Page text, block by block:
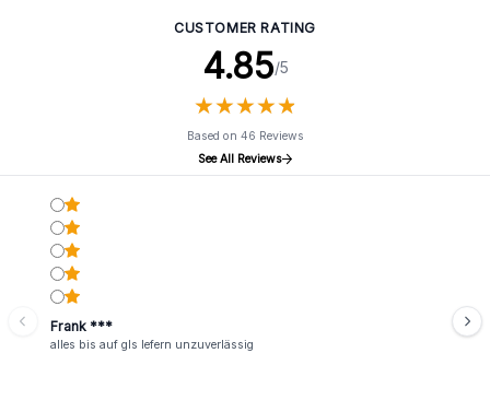
CUSTOMER RATING
4.85/5
★★★★★
★★★★★
Based on 46 Reviews
See All Reviews
Frank ***
alles bis auf gls lefern unzuverlässig